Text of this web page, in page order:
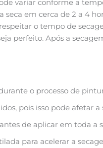
variar conforme a
em cerca de 2 a 4
o tempo de
perfeito. Após a
o processo de
pois isso pode afetar
de aplicar em toda a
para acelerar a